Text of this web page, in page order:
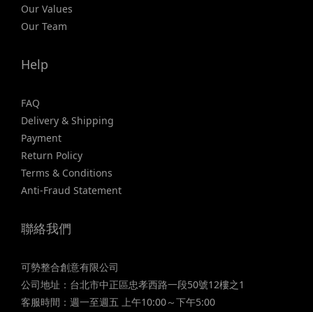
Our Values
Our Team
Help
FAQ
Delivery & Shipping
Payment
Return Policy
Terms & Conditions
Anti-Fraud Statement
聯絡我們
可勢整合創意有限公司
公司地址：台北市中正區忠孝西路一段50號12樓之1
客服時間：週一至週五 上午10:00～下午5:00